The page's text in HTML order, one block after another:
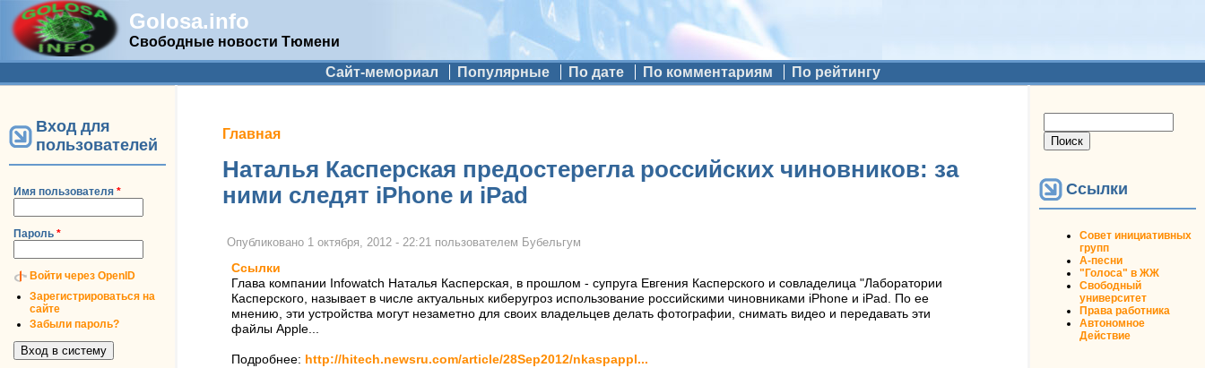
Golosa.info
Свободные новости Тюмени
Дополнительное меню Сайт-мемориал Популярные По дате По комментариям По рейтингу
Вход для
пользователей
Имя пользователя *
Пароль *
Войти через OpenID
Зарегистрироваться на
сайте
Забыли пароль?
Вы здесь
Главная
Наталья Касперская предостерегла российских чиновников: за
ними следят iPhone и iPad
Опубликовано 1 октября, 2012 - 22:21 пользователем Бубельгум
Ссылки
Глава компании Infowatch Наталья Касперская, в прошлом - супруга Евгения Касперского и совладелица "Лаборатории
Касперского, называет в числе актуальных киберугроз использование российскими чиновниками iPhone и iPad. По ее
мнению, эти устройства могут незаметно для своих владельцев делать фотографии, снимать видео и передавать эти
файлы Apple...
Подробнее: http://hitech.newsru.com/article/28Sep2012/nkaspappl...
Ссылки
Совет инициативных
групп
А-песни
"Голоса" в ЖЖ
Свободный
университет
Права работника
Автономное
Действие